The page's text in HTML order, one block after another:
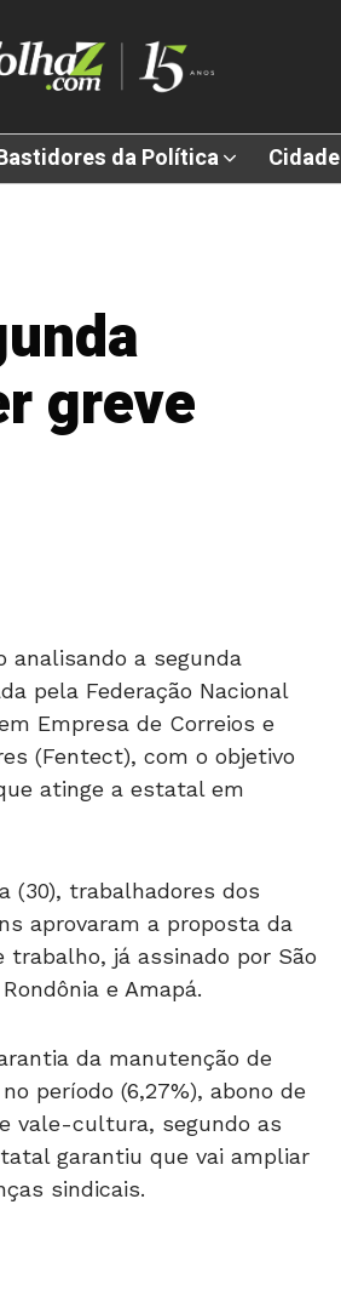
da Política Cidade
greve
analisando a segunda
pela Federação Nacional
Empresa de Correios e
(Fentect), com o objetivo
atinge a estatal em
(30), trabalhadores dos
aprovaram a proposta da
já assinado por São
e Amapá.
da manutenção de
período (6,27%), abono de
vale-cultura, segundo as
garantiu que vai ampliar
sindicais.